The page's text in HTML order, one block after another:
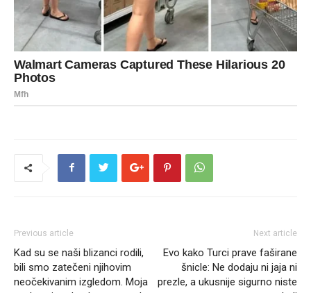
Previous article
Kad su se naši blizanci rodili,
bili smo zatečeni njihovim
neočekivanim izgledom. Moja
Next article
Evo kako Turci prave faširane
šnicle: Ne dodaju ni jaja ni
prezle, a ukusnije sigurno niste